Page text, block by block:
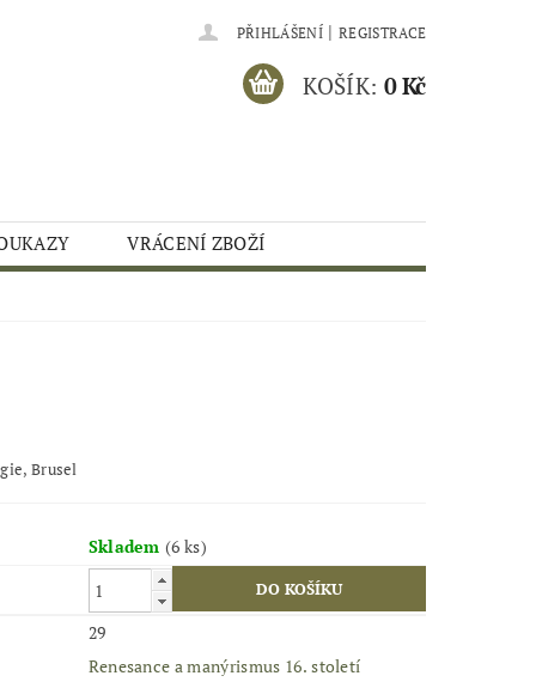
PŘIHLÁŠENÍ | REGISTRACE
KOŠÍK: 0 Kč
VRÁCENÍ ZBOŽÍ
Brusel
Skladem(6 ks)
29
Renesance a manýrismus 16. století